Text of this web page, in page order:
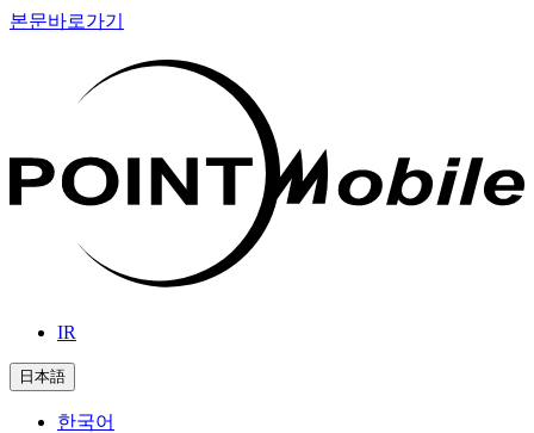
본문바로가기
IR
日本語
한국어